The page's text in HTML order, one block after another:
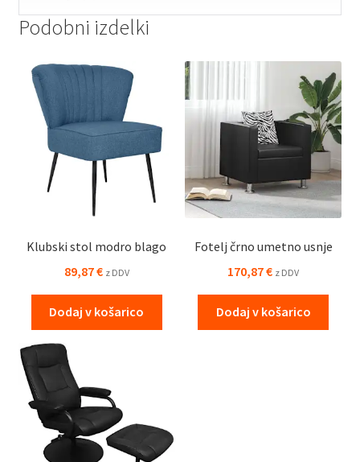
Podobni izdelki
Klubski stol modro blago
89,87€ z DDV
Dodaj v košarico
Fotelj črno umetno usnje
170,87€ z DDV
Dodaj v košarico